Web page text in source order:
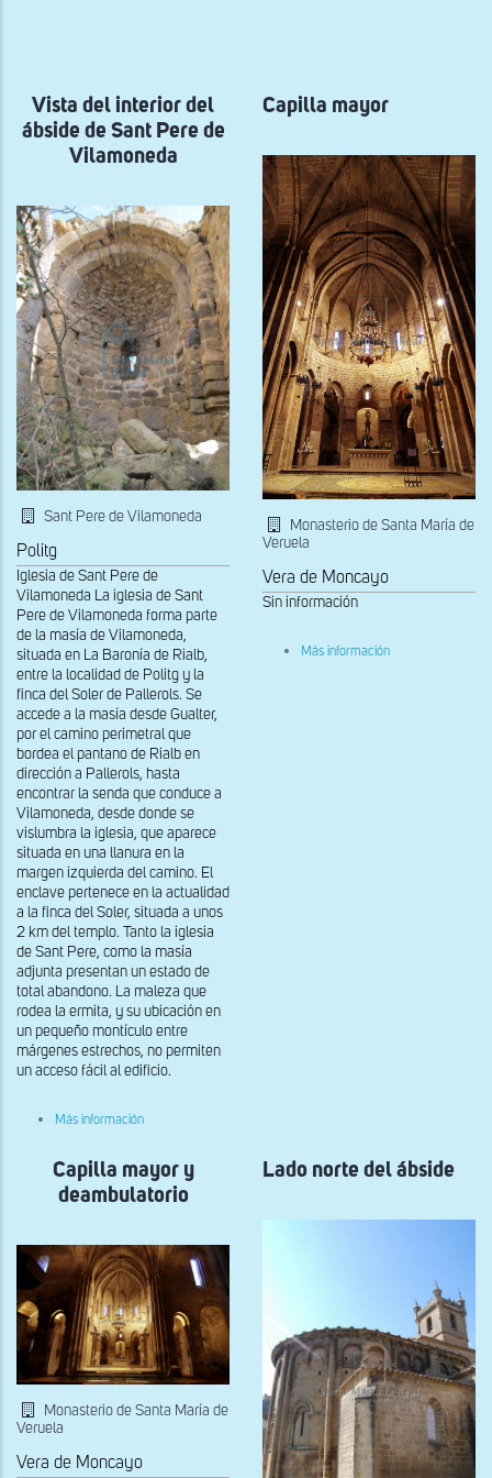
navegación
Vista del interior del
ábside de Sant Pere de
Vilamoneda
Sant Pere de Vilamoneda
Politg
Iglesia de Sant Pere de
Vilamoneda La iglesia de Sant
Pere de Vilamoneda forma parte
de la masía de Vilamoneda,
situada en La Baronía de Rialb,
entre la localidad de Politg y la
finca del Soler de Pallerols. Se
accede a la masía desde Gualter,
por el camino perimetral que
bordea el pantano de Rialb en
dirección a Pallerols, hasta
encontrar la senda que conduce a
Vilamoneda, desde donde se
vislumbra la iglesia, que aparece
situada en una llanura en la
margen izquierda del camino. El
enclave pertenece en la actualidad
a la finca del Soler, situada a unos
2 km del templo. Tanto la iglesia
de Sant Pere, como la masía
adjunta presentan un estado de
total abandono. La maleza que
rodea la ermita, y su ubicación en
un pequeño montículo entre
márgenes estrechos, no permiten
un acceso fácil al edificio.
Más información
interior
del
ábside
Pere
de
Vilamoneda
Capilla mayor
Monasterio de Santa María de
Veruela
Vera de Moncayo
Sin información
Más información
Capilla mayor y
deambulatorio
Monasterio de Santa María de
Veruela
Vera de Moncayo
Lado norte del ábside